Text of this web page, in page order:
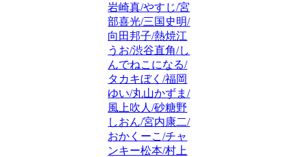
岩崎真/やすじ/宮
部喜光/三国史明/
向田邦子/熱焼江
うお/渋谷直角/し
んでねこになる/
タカキぼく/福岡
ゆい/丸山かずま/
風上吹人/砂糖野
しおん/宮内康二/
おかくーこ/チャ
ンキー松本/村上